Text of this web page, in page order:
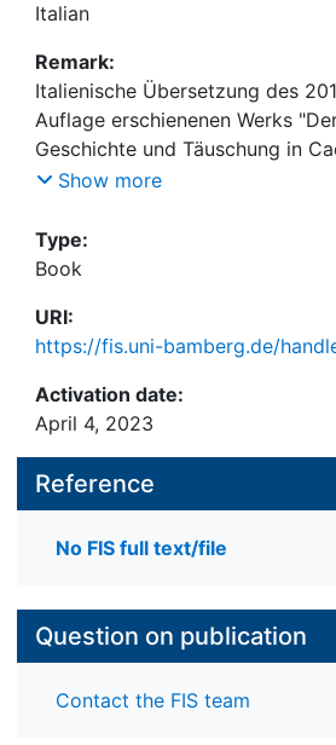
Italian
Remark:
Italienische Übersetzung des
Auflage erschienenen Werks
Geschichte und Täuschung in
Meisterwerk" von Markus
Show more
Type:
Book
URI:
https://fis.uni-bamberg.de/
Activation date:
April 4, 2023
Reference
No FIS full text/file
Question on publication
Contact the FIS team